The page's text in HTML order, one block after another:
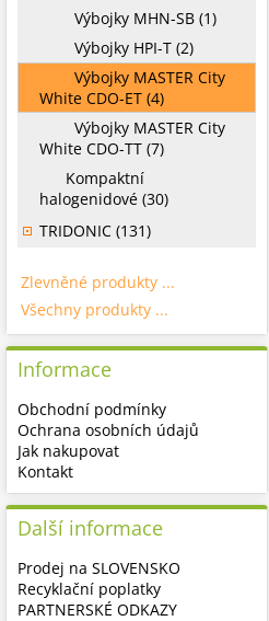
Výbojky MHN-SB (1)
Výbojky HPI-T (2)
Výbojky MASTER City
White CDO-ET (4)
Výbojky MASTER City
White CDO-TT (7)
Kompaktní
halogenidové (30)
TRIDONIC (131)
Zlevněné produkty ...
Všechny produkty ...
Informace
Obchodní podmínky
Ochrana osobních údajů
Jak nakupovat
Kontakt
Další informace
Prodej na SLOVENSKO
Recyklační poplatky
PARTNERSKÉ ODKAZY